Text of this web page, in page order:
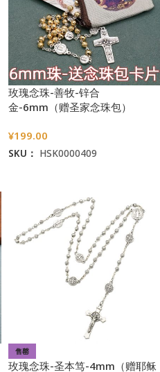
玫瑰念珠-善牧-锌合
金-6mm（赠圣家念珠包）
¥199.00
SKU： HSK0000409
售罄
玫瑰念珠-圣本笃-4mm（赠耶稣